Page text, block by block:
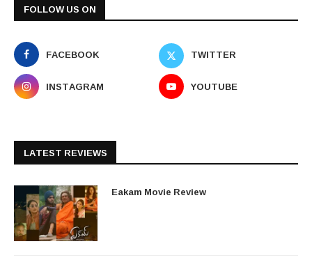
FOLLOW US ON
FACEBOOK
TWITTER
INSTAGRAM
YOUTUBE
LATEST REVIEWS
Eakam Movie Review